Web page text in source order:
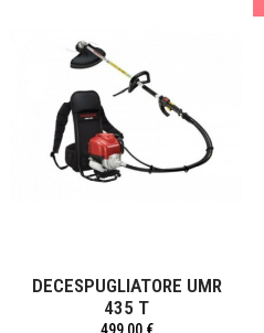
DECESPUGLIATORE UMR
435 T
499,00 €